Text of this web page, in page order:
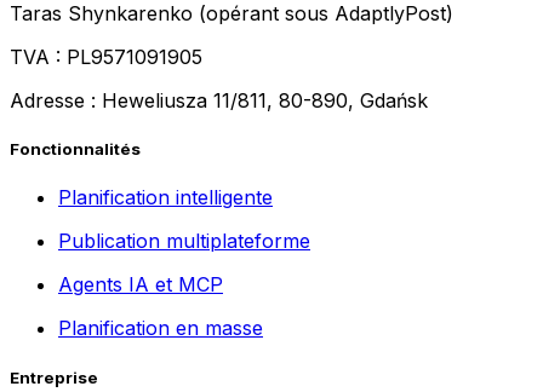
Taras Shynkarenko (opérant sous AdaptlyPost)
TVA : PL9571091905
Adresse : Heweliusza 11/811, 80-890, Gdańsk
Fonctionnalités
Planification intelligente
Publication multiplateforme
Agents IA et MCP
Planification en masse
Entreprise